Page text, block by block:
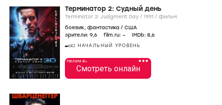
Терминатор 2: Судный день
Terminator 2: Judgment Day / 1991 / фильм
боевик, фантастика / США
зрители: 9,6 film.ru: – IMDb: 8,6
НАЧАЛЬНЫЙ УРОВЕНЬ
•••
РЕКЛАМА 18+
Смотреть онлайн